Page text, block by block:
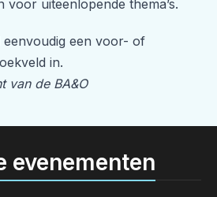
voor uiteenlopende thema’s.
eenvoudig een voor- of
in.
van de BA&O
evenementen